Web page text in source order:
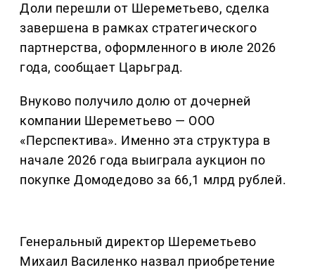
Доли перешли от Шереметьево, сделка
завершена в рамках стратегического
партнерства, оформленного в июле 2026
года, сообщает Царьград.
Внуково получило долю от дочерней
компании Шереметьево — ООО
«Перспектива». Именно эта структура в
начале 2026 года выиграла аукцион по
покупке Домодедово за 66,1 млрд рублей.
Генеральный директор Шереметьево
Михаил Василенко назвал приобретение